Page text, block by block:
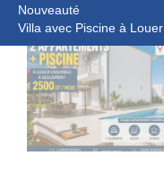
Nouveauté
Villa avec Piscine à Louer